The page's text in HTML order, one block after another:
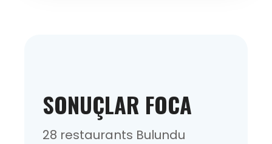
SONUÇLAR FOCA
28 restaurants Bulundu